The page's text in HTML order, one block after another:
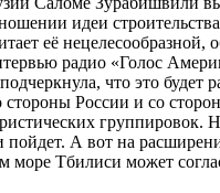
идеи
её нецелесообразной,
радио «Голос
что это будет
стороны России и со
группировок.
пойдет. А вот на
Тбилиси может